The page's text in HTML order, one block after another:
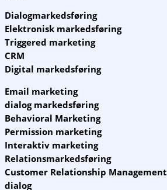
Dialogmarkedsføring
Elektronisk markedsføring
Triggered marketing
CRM
Digital markedsføring
Email marketing
dialog markedsføring
Behavioral Marketing
Permission marketing
Interaktiv marketing
Relationsmarkedsføring
Customer Relationship Management
dialog